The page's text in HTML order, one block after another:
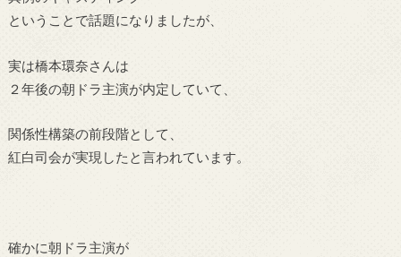
ということで話題になりましたが、
実は橋本環奈さんは
２年後の朝ドラ主演が内定していて、
関係性構築の前段階として、
紅白司会が実現したと言われています。
確かに朝 ドラ主演が